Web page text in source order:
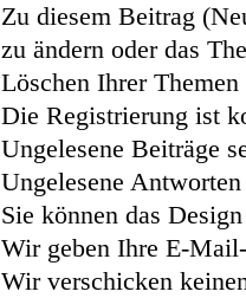
Zu diesem Beitrag
zu ändern oder das
Löschen Ihrer
Die Registrierung ist
Ungelesene Beiträge
Ungelesene
Sie können das
Wir geben Ihre E-
Wir verschicken